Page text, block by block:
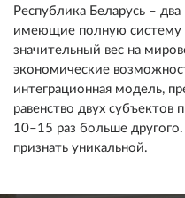
Республика Беларусь –
имеющие полную систему
значительный вес на
экономические
интеграционная модель,
равенство двух субъектов
10–15 раз больше
признать уникальной.